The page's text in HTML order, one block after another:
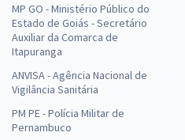
MP GO - Ministério Público do
Estado de Goiás - Secretário
Auxiliar da Comarca de
Itapuranga
ANVISA - Agência Nacional de
Vigilância Sanitária
PM PE - Polícia Militar de
Pernambuco